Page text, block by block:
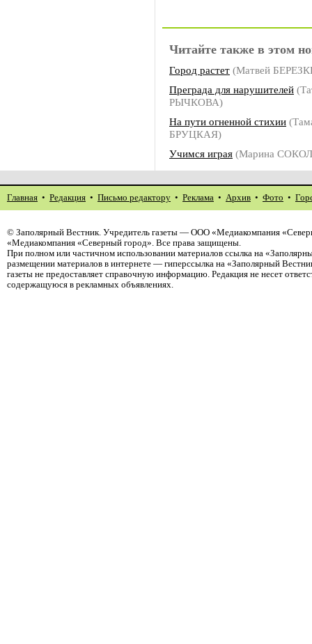
Читайте также в этом
Город растет (Матвей
Преграда для нарушителей
РЫЧКОВА)
На пути огненной стихии
БРУЦКАЯ)
Учимся играя (Марина
Главная • Редакция • Письмо редактору • Реклама • Архив • Фото •
© Заполярный Вестник. Учредитель газеты — ООО «Медиакомпания
«Медиакомпания «Северный город». Все права защищены.
При полном или частичном использовании материалов ссылка на
размещении материалов в интернете — гиперссылка на «Заполярный
газеты не предоставляет справочную информацию. Редакция не несет
содержащуюся в рекламных объявлениях.